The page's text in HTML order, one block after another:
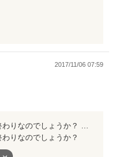
2017/11/06 07:59
りなのでしょうか？
！